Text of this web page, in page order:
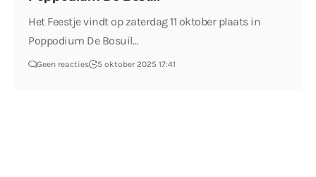
Het Feestje vindt op zaterdag 11 oktober plaats in
Poppodium De Bosuil…
Geen reacties 5 oktober 2025 17:41